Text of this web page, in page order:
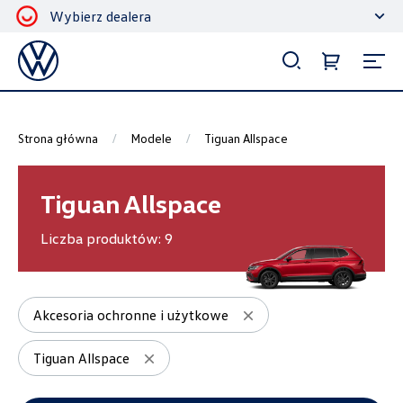
Wybierz dealera
Strona główna Modele Tiguan Allspace
Tiguan Allspace
Liczba produktów: 9
Akcesoria ochronne i użytkowe
Tiguan Allspace
Filtrowanie i sortowanie
Sortuj
Pokaż na stronie
Kategorie
Akcesoria ochronne i użytkowe